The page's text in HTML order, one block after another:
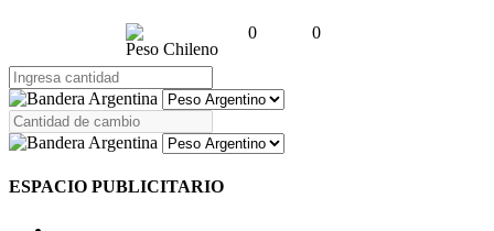
Peso Chileno
0 0
ESPACIO PUBLICITARIO